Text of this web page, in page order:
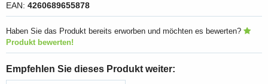
EAN: 4260689655878
Haben Sie das Produkt bereits erworben und möchten es bewerten?
Produkt bewerten!
Empfehlen Sie dieses Produkt weiter: